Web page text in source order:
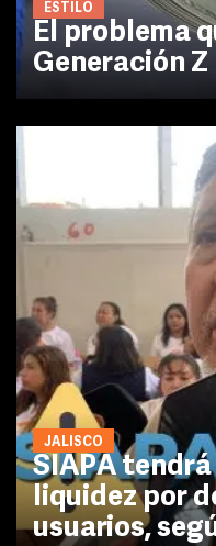
ESTILO
El problema
Generación
JALISCO
SIAPA
liquidez por
usuarios,